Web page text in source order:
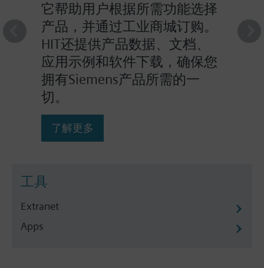
它帮助用户根据所需功能选择
产品，并通过工业商城订购。
HIT还提供产品数据、文档、
应用示例和软件下载，确保您
拥有Siemens产品所需的一
切。
了解更多
工具
Extranet
Apps